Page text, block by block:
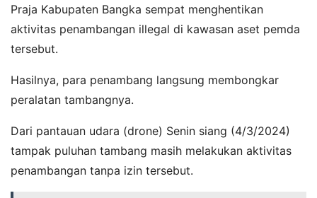
Praja Kabupaten Bangka sempat menghentikan
aktivitas penambangan illegal di kawasan aset pemda
tersebut.
Hasilnya, para penambang langsung membongkar
peralatan tambangnya.
Dari pantauan udara (drone) Senin siang (4/3/2024)
tampak puluhan tambang masih melakukan aktivitas
penambangan tanpa izin tersebut.